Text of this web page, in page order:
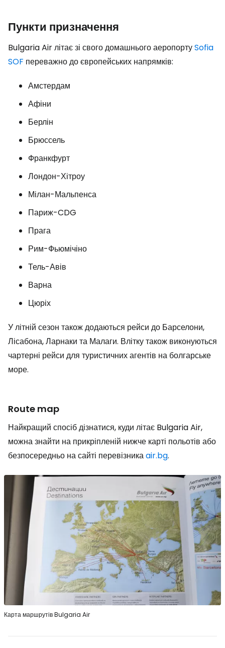
Пункти призначення
Bulgaria Air літає зі свого домашнього аеропортуSofia
SOF переважно до європейських напрямків:
Амстердам
Афіни
Берлін
Брюссель
Франкфурт
Лондон-Хітроу
Мілан-Мальпенса
Париж-CDG
Прага
Рим-Фьюмічіно
Тель-Авів
Варна
Цюріх
У літній сезон також додаються рейси до Барселони,
Лісабона, Ларнаки та Малаги. Влітку також виконуються
чартерні рейси для туристичних агентів на болгарське
море.
Route map
Найкращий спосіб дізнатися, куди літає Bulgaria Air,
можна знайти на прикріпленій нижче карті польотів або
безпосередньо на сайті перевізникаair.bg.
Карта маршрутів Bulgaria Air